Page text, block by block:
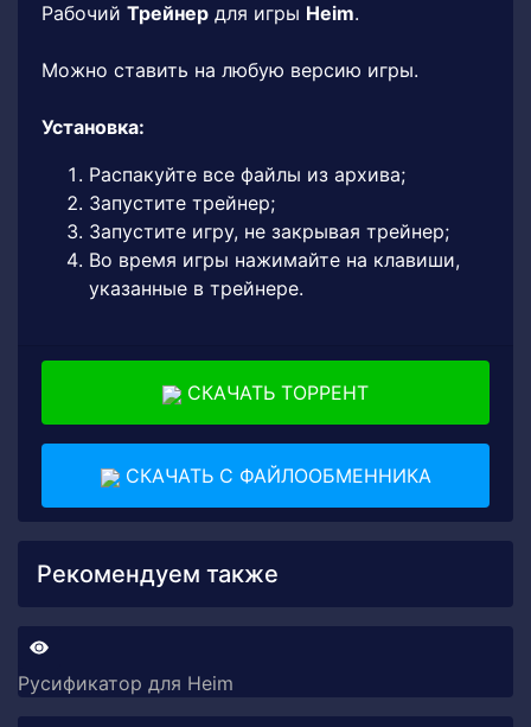
Рабочий Трейнер для игры Heim.
Можно ставить на любую версию игры.
Установка:
Распакуйте все файлы из архива;
Запустите трейнер;
Запустите игру, не закрывая трейнер;
Во время игры нажимайте на клавиши,
указанные в трейнере.
СКАЧАТЬ ТОРРЕНТ
СКАЧАТЬ С ФАЙЛООБМЕННИКА
Рекомендуем также
Русификатор для Heim